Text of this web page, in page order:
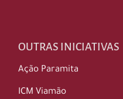
OUTRAS INICIATIVAS
Ação Paramita
ICM Viamão